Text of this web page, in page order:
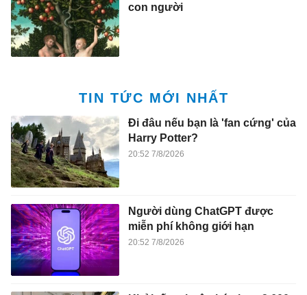
con người
TIN TỨC MỚI NHẤT
Đi đâu nếu bạn là 'fan cứng' của
Harry Potter?
20:52 7/8/2026
Người dùng ChatGPT được
miễn phí không giới hạn
20:52 7/8/2026